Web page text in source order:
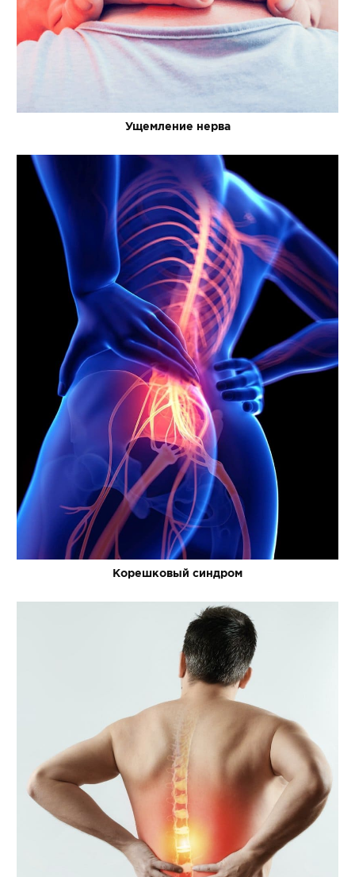
Ущемление нерва
Корешковый синдром